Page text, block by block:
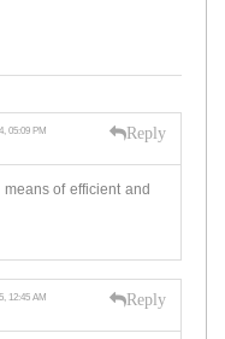
05:09 PM Reply
of efficient and
12:45 AM Reply